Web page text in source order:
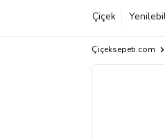
Çiçek
Çiçeksepeti.com